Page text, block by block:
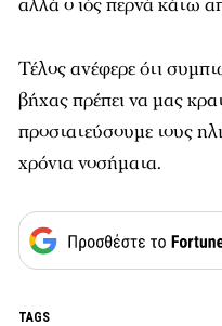
Τέλος ανέφερε ότι
βήχας πρέπει να μας
προστατεύσουμε τους
χρόνια νοσήματα.
TAGS